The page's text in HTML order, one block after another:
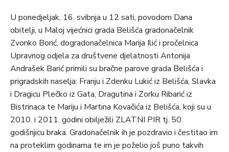
U ponedjeljak, 16. svibnja u 12 sati, povodom Dana
obitelji, u Maloj vijećnici grada Belišća gradonačelnik
Zvonko Borić, dogradonačelnica Marija Ilić i pročelnica
Upravnog odjela za društvene djelatnosti Antonija
Andrašek Barić primili su bračne parove grada Belišća i
prigradskih naselja: Franju i Zdenku Lukić iz Belišća, Slavka
i Dragicu Plečko iz Gata, Dragutina i Zorku Ribarić iz
Bistrinaca te Mariju i Martina Kovačića iz Belišća, koji su u
2010. i 2011. godini obilježili ZLATNI PIR tj. 50.
godišnjicu braka. Gradonačelnik ih je pozdravio i čestitao im
na proteklim godinama te im je poželio još puno takvih